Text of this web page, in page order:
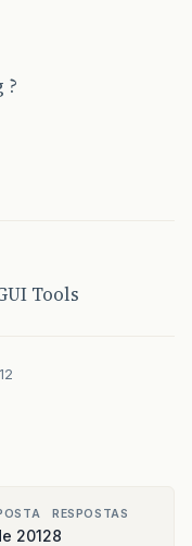
?
Tools
2012
RESPOSTAS
8